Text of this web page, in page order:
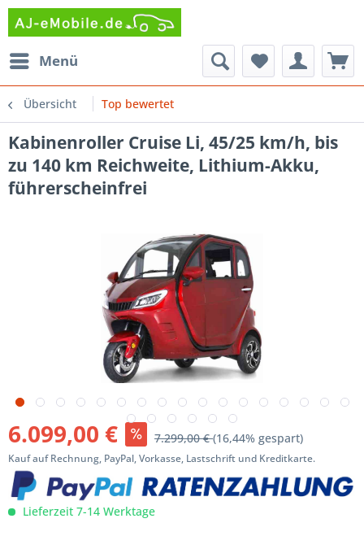
Menü
Übersicht Top bewertet
Kabinenroller Cruise Li, 45/25 km/h, bis
zu 140 km Reichweite, Lithium-Akku,
führerscheinfrei
6.099,00 € 7.299,00 €(16,44% gespart)
Kauf auf Rechnung, PayPal, Vorkasse, Lastschrift und Kreditkarte.
Lieferzeit 7-14 Werktage